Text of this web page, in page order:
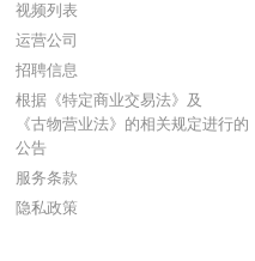
视频列表
运营公司
招聘信息
根据《特定商业交易法》及
《古物营业法》的相关规定进行的
公告
服务条款
隐私政策